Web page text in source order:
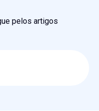
pelos artigos